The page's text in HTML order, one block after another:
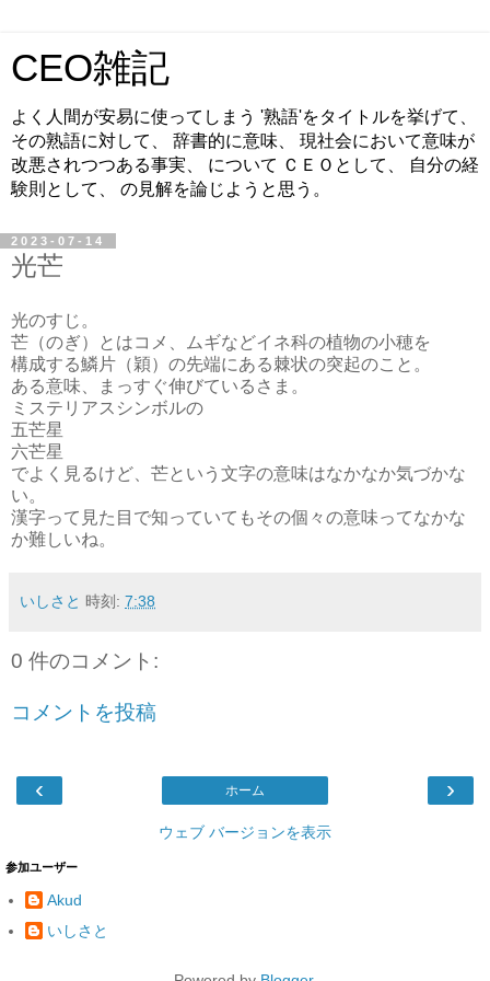
CEO雑記
よく人間が安易に使ってしまう '熟語'をタイトルを挙げて、
その熟語に対して、 辞書的に意味、 現社会において意味が
改悪されつつある事実、 について ＣＥＯとして、 自分の経
験則として、 の見解を論じようと思う。
2023-07-14
光芒
光のすじ。
芒（のぎ）とはコメ、ムギなどイネ科の植物の小穂を
構成する鱗片（穎）の先端にある棘状の突起のこと。
ある意味、まっすぐ伸びているさま。
ミステリアスシンボルの
五芒星
六芒星
でよく見るけど、芒という文字の意味はなかなか気づかな
い。
漢字って見た目で知っていてもその個々の意味ってなかな
か難しいね。
いしさと 時刻: 7:38
0 件のコメント:
コメントを投稿
‹ ›
ホーム
ウェブ バージョンを表示
参加ユーザー
Akud
いしさと